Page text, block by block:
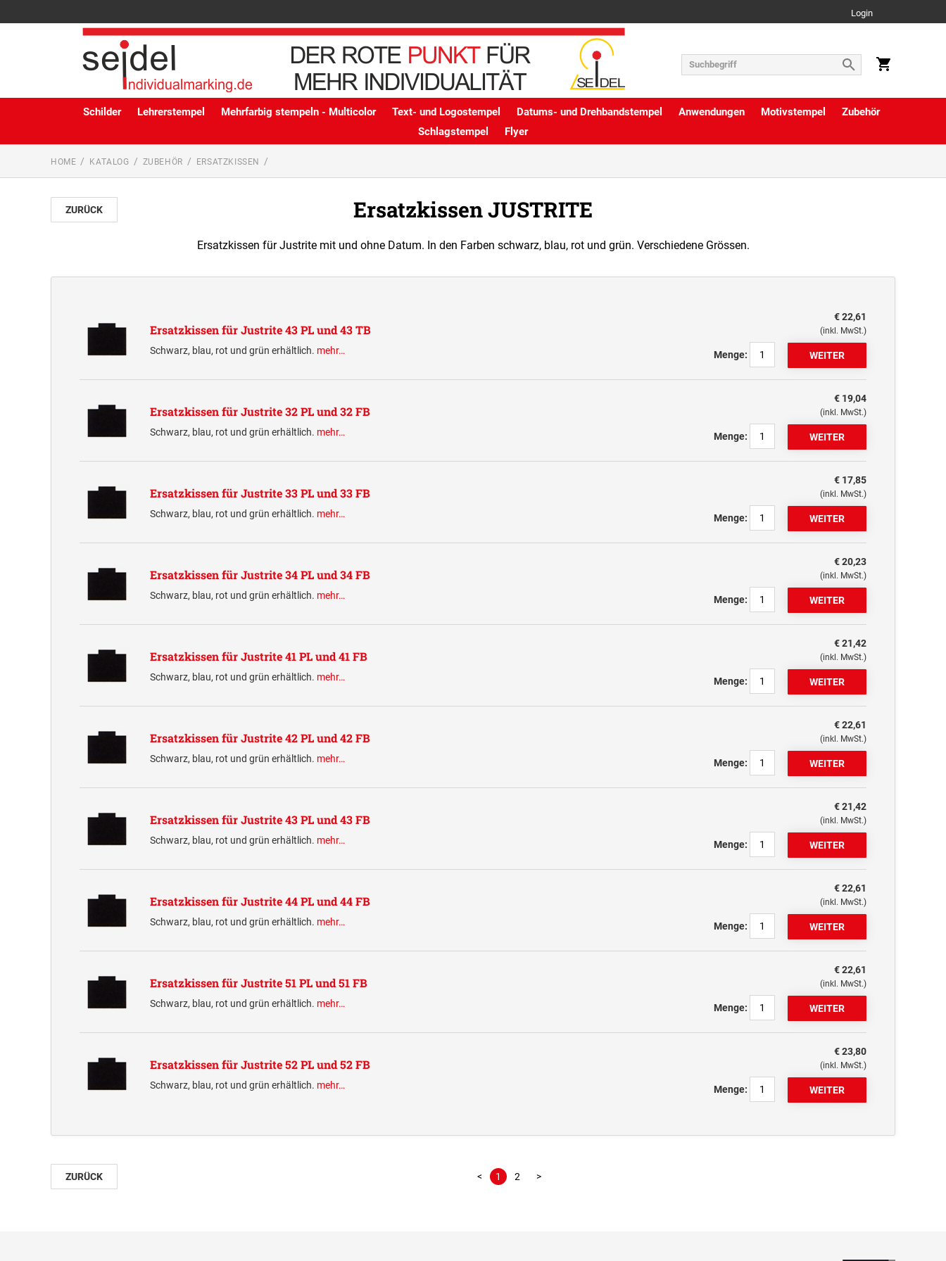
Login
Schilder Lehrerstempel Mehrfarbig stempeln - Multicolor Text- und Logostempel Datums- und Drehbandstempel Anwendungen Motivstempel
Zubehör
Schlagstempel
Flyer
HOME KATALOG ZUBEHÖR ERSATZKISSEN
ZURÜCK Ersatzkissen JUSTRITE
Ersatzkissen für Justrite mit und ohne Datum. In den Farben schwarz, blau, rot und grün. Verschiedene Grössen.
Ersatzkissen für Justrite 43 PL und 43 TB
Schwarz, blau, rot und grün erhältlich. mehr…
€ 22,61
(inkl. MwSt.)
Menge:
Ersatzkissen für Justrite 32 PL und 32 FB
Schwarz, blau, rot und grün erhältlich. mehr…
€ 19,04
(inkl. MwSt.)
Menge:
Ersatzkissen für Justrite 33 PL und 33 FB
Schwarz, blau, rot und grün erhältlich. mehr…
€ 17,85
(inkl. MwSt.)
Menge:
Ersatzkissen für Justrite 34 PL und 34 FB
Schwarz, blau, rot und grün erhältlich. mehr…
€ 20,23
(inkl. MwSt.)
Menge:
Ersatzkissen für Justrite 41 PL und 41 FB
Schwarz, blau, rot und grün erhältlich. mehr…
€ 21,42
(inkl. MwSt.)
Menge:
Ersatzkissen für Justrite 42 PL und 42 FB
Schwarz, blau, rot und grün erhältlich. mehr…
€ 22,61
(inkl. MwSt.)
Menge:
Ersatzkissen für Justrite 43 PL und 43 FB
Schwarz, blau, rot und grün erhältlich. mehr…
€ 21,42
(inkl. MwSt.)
Menge:
Ersatzkissen für Justrite 44 PL und 44 FB
Schwarz, blau, rot und grün erhältlich. mehr…
€ 22,61
(inkl. MwSt.)
Menge:
Ersatzkissen für Justrite 51 PL und 51 FB
Schwarz, blau, rot und grün erhältlich. mehr…
€ 22,61
(inkl. MwSt.)
Menge:
Ersatzkissen für Justrite 52 PL und 52 FB
Schwarz, blau, rot und grün erhältlich. mehr…
€ 23,80
(inkl. MwSt.)
Menge:
ZURÜCK < 1 2 >